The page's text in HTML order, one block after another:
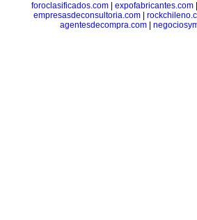
foroclasificados.com
expofabricantes.com
empresasdeconsultoria.com
agentesdecompra.com|